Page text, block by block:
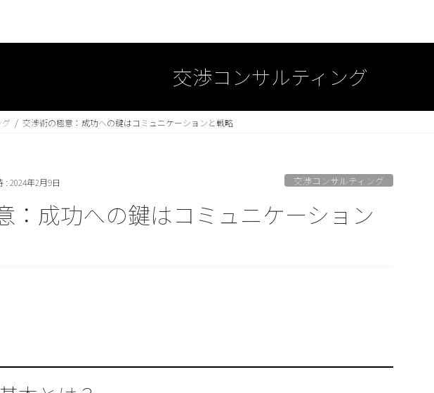
交渉コンサルティング
交渉術の極意：成功への鍵はコミュニケーションと戦略
: 2024年2月9日 交渉コンサルティング
：成功への鍵はコミュニケーション